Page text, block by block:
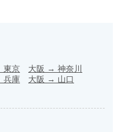
東京 大阪 → 神奈川
兵庫 大阪 → 山口